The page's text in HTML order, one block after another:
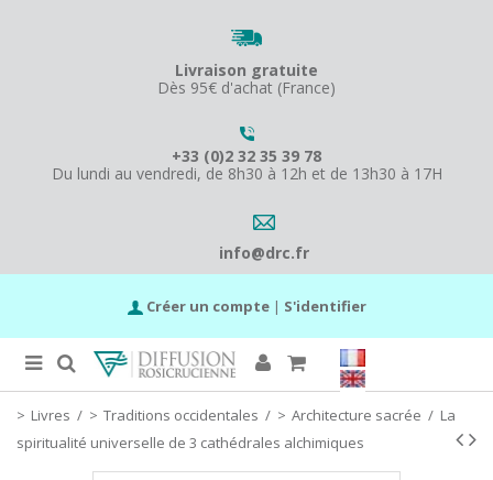
Livraison gratuite
Dès 95€ d'achat (France)
+33 (0)2 32 35 39 78
Du lundi au vendredi, de 8h30 à 12h et de 13h30 à 17H
info@drc.fr
Créer un compte | S'identifier
Livres / Traditions occidentales / Architecture sacrée / La
spiritualité universelle de 3 cathédrales alchimiques